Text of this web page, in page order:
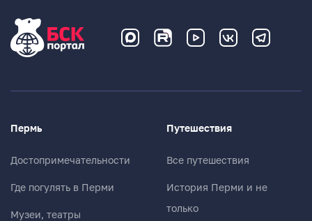
Пермь
Достопримечательности
Где погулять в Перми
Музеи, театры
Путешествия
Все путешествия
История Перми и не
только